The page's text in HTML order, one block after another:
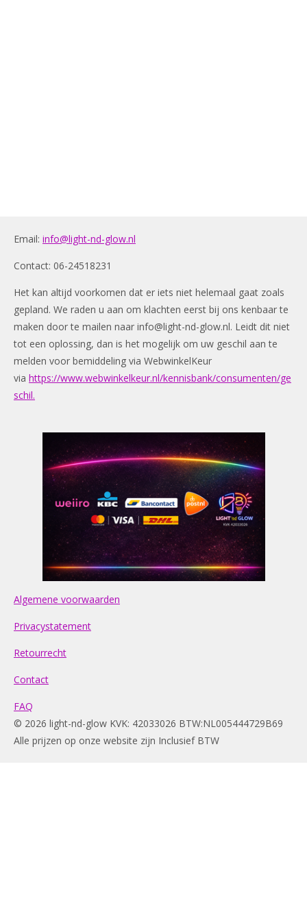
Email: info@light-nd-glow.nl
Contact: 06-24518231
Het kan altijd voorkomen dat er iets niet helemaal gaat zoals
gepland. We raden u aan om klachten eerst bij ons kenbaar te
maken door te mailen naar info@light-nd-glow.nl. Leidt dit niet
tot een oplossing, dan is het mogelijk om uw geschil aan te
melden voor bemiddeling via WebwinkelKeur
via https://www.webwinkelkeur.nl/kennisbank/consumenten/ge
schil.
Algemene voorwaarden
Privacystatement
Retourrecht
Contact
FAQ
© 2026 light-nd-glow KVK: 42033026 BTW:NL005444729B69
Alle prijzen op onze website zijn Inclusief BTW